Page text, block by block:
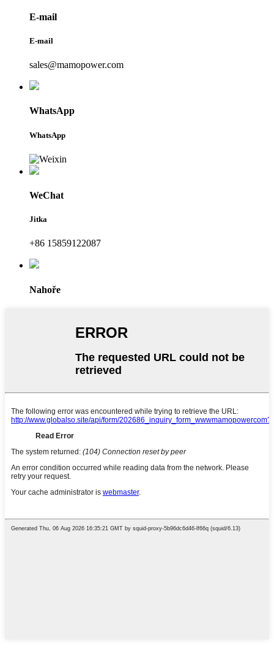
E-mail
E-mail
sales@mamopower.com
WhatsApp
WhatsApp
WeChat
Jitka
+86 15859122087
Nahoře